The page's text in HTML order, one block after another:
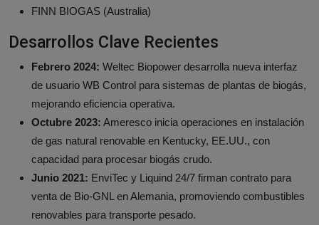
FINN BIOGAS (Australia)
Desarrollos Clave Recientes
Febrero 2024: Weltec Biopower desarrolla nueva interfaz
de usuario WB Control para sistemas de plantas de biogás,
mejorando eficiencia operativa.
Octubre 2023: Ameresco inicia operaciones en instalación
de gas natural renovable en Kentucky, EE.UU., con
capacidad para procesar biogás crudo.
Junio 2021: EnviTec y Liquind 24/7 firman contrato para
venta de Bio-GNL en Alemania, promoviendo combustibles
renovables para transporte pesado.